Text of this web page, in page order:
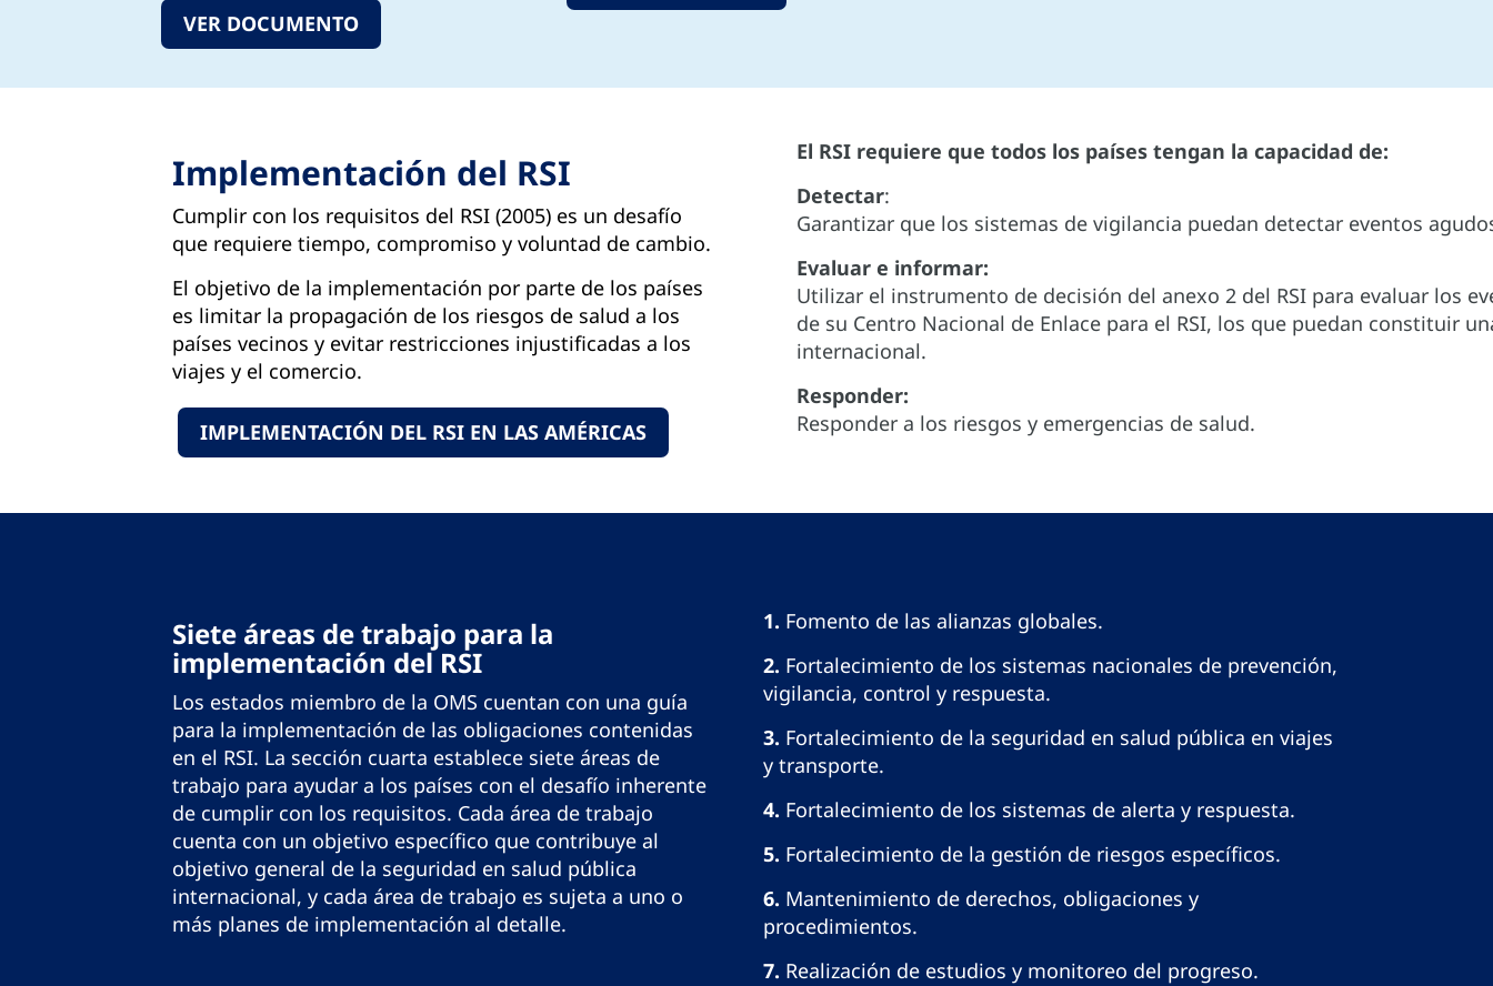
VER DOCUMENTO
Implementación del RSI
Cumplir con los requisitos del RSI (2005) es un desafío
que requiere tiempo, compromiso y voluntad de cambio.
El objetivo de la implementación por parte de los países
es limitar la propagación de los riesgos de salud a los
países vecinos y evitar restricciones injustificadas a los
viajes y el comercio.
IMPLEMENTACIÓN DEL RSI EN LAS AMÉRICAS
El RSI requiere que todos los países tengan la capacidad de:
Detectar:
Garantizar que los sistemas de vigilancia puedan detectar eventos
Evaluar e informar:
Utilizar el instrumento de decisión del anexo 2 del RSI para evaluar los
de su Centro Nacional de Enlace para el RSI, los que puedan constituir
internacional.
Responder:
Responder a los riesgos y emergencias de salud.
Siete áreas de trabajo para la
implementación del RSI
Los estados miembro de la OMS cuentan con una guía
para la implementación de las obligaciones contenidas
en el RSI. La sección cuarta establece siete áreas de
trabajo para ayudar a los países con el desafío inherente
de cumplir con los requisitos. Cada área de trabajo
cuenta con un objetivo específico que contribuye al
objetivo general de la seguridad en salud pública
internacional, y cada área de trabajo es sujeta a uno o
más planes de implementación al detalle.
1. Fomento de las alianzas globales.
2. Fortalecimiento de los sistemas nacionales de prevención,
vigilancia, control y respuesta.
3. Fortalecimiento de la seguridad en salud pública en viajes
y transporte.
4. Fortalecimiento de los sistemas de alerta y respuesta.
5. Fortalecimiento de la gestión de riesgos específicos.
6. Mantenimiento de derechos, obligaciones y
procedimientos.
7. Realización de estudios y monitoreo del progreso.